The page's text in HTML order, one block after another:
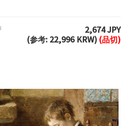
2,674 JPY
(参考: 22,996 KRW) (品切)